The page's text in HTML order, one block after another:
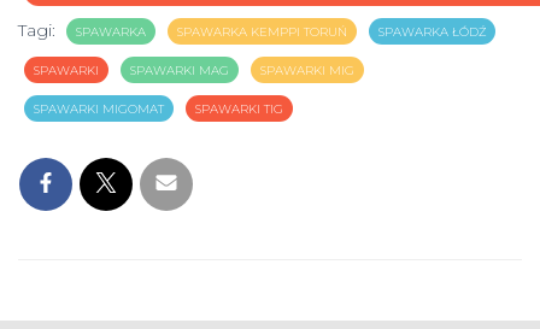
Tagi: SPAWARKA SPAWARKA KEMPPI TORUŃ SPAWARKA ŁÓDŹ
SPAWARKI SPAWARKI MAG SPAWARKI MIG
SPAWARKI MIGOMAT SPAWARKI TIG